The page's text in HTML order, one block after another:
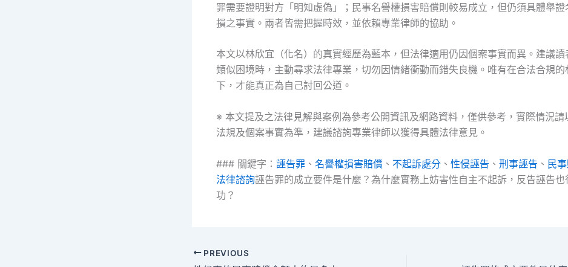
罪需要證明對方「明知虛偽」；民事名譽權損害賠償則較易成立，但仍須具體舉證
損之事實。兩者皆需把握時效，並依賴專業律師的協助。
本文以林欣宜（化名）的真實經歷為藍本，但法律適用仍因個案事實而異。建議讀
類似困境時，主動尋求法律專業，切勿因情緒衝動而錯失良機。唯有在合法合規的
下，才能真正為自己討回公道。
※ 本文提及之法律見解與案例為參考公開資訊及網路資料，僅供參考，實際情況請
法規及個案事實為準，建議諮詢專業律師以獲得具體法律意見。
### 關鍵字： 誣告罪 、 名譽權損害賠償 、 不起訴處分 、 性侵誣告 、 刑事誣告 、 民
法律諮詢誣告罪的成立要件是什麼？為什麼實務上妨害性自主不起訴，反告誣告也
功？
PREVIOUS